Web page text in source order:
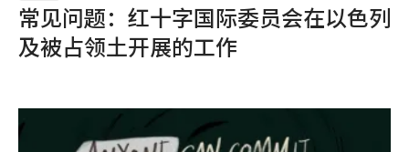
常见问题：红十字国际委员会在以色列
及被占领土开展的工作